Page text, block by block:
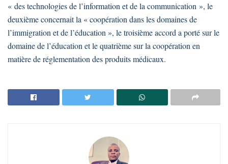
« des technologies de l’information et de la communication », le
deuxième concernait la « coopération dans les domaines de
l’immigration et de l’éducation », le troisième accord a porté sur le
domaine de l’éducation et le quatrième sur la coopération en
matière de réglementation des produits médicaux.